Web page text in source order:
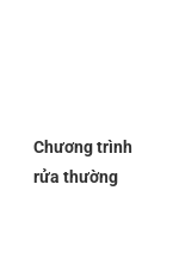
Chương trình
rửa thường